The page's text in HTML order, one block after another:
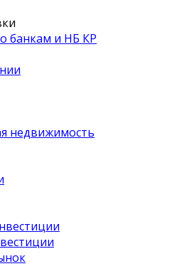
банкам и НБ КР
недвижимость